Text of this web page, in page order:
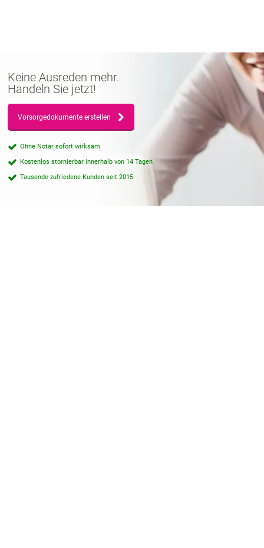
Keine Ausreden mehr.
Handeln Sie jetzt!
Vorsorgedokumente erstellen
Ohne Notar sofort wirksam
Kostenlos stornierbar innerhalb von 14 Tagen
Tausende zufriedene Kunden seit 2015